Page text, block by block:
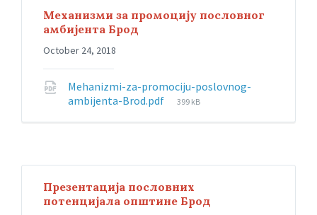
Механизми за промоцију пословног
амбијента Брод
October 24, 2018
Mehanizmi-za-promociju-poslovnog-
ambijenta-Brod.pdf
399 kB
Презентација пословних
потенцијала општине Брод